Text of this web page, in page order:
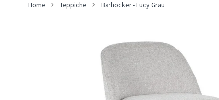
Home Teppiche Barhocker - Lucy Grau